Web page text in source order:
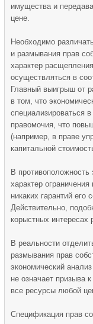
имущества и
цене.
Необходимо
и размывания прав
характер
осуществляться в
Главный выигрыш от
в том, что
специализироваться
правомочия, что
(например, в праве
капитальной
В
характер
никаких гарантий его
Действительно,
корыстных интересах
В реальности
размывания прав
экономический
не означает призыва
все ресурсы любой
Спецификация прав